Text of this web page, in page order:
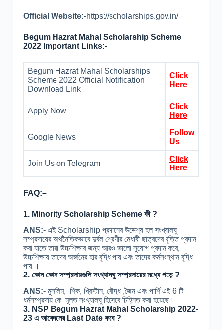
Official Website:-https://scholarships.gov.in/
Begum Hazrat Mahal Scholarship Scheme
2022 Important Links:-
Begum Hazrat Mahal Scholarships
Scheme 2022 Official Notification
Download Link
Click
Here
Apply Now
Click
Here
Google News
Follow
Us
Join Us on Telegram
Click
Here
FAQ:–
1. Minority Scholarship Scheme কী ?
ANS:- এই Scholarship প্রদানের উদ্দেশ্য হল সংখ্যালঘু
সম্প্রদায়ের অর্থনৈতিকভাবে দুর্বল শ্রেণীর মেধাবী ছাত্রদের বৃত্তি প্রদান
করা যাতে তারা উচ্চশিক্ষার জন্য আরও ভালো সুযোগ প্রদান করে,
উচ্চশিক্ষায় তাদের অর্জনের হার বৃদ্ধি পায় এবং তাদের কর্মসংস্থান বৃদ্ধি
পায় ।
2. কোন কোন সম্প্রদায়গুলি সংখ্যালঘু সম্প্রদায়ের মধ্যে পড়ে ?
ANS:-মুসলিম, শিক, খ্রিস্টান, বৌদ্ধ ,জৈন এবং পার্শি এই 6 টি
ধর্মসম্প্রদায় কে মূলত সংখ্যালঘু হিসেবে চিহ্নিত করা হয়েছে।
3. NSP Begum Hazrat Mahal Scholarship 2022-
23 এ আবেদনের Last Date কবে ?